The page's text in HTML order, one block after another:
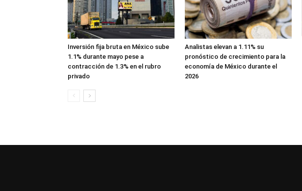
Inversión fija bruta en México sube
1.1% durante mayo pese a
contracción de 1.3% en el rubro
privado
Analistas elevan a 1.11% su
pronóstico de crecimiento para la
economía de México durante el
2026